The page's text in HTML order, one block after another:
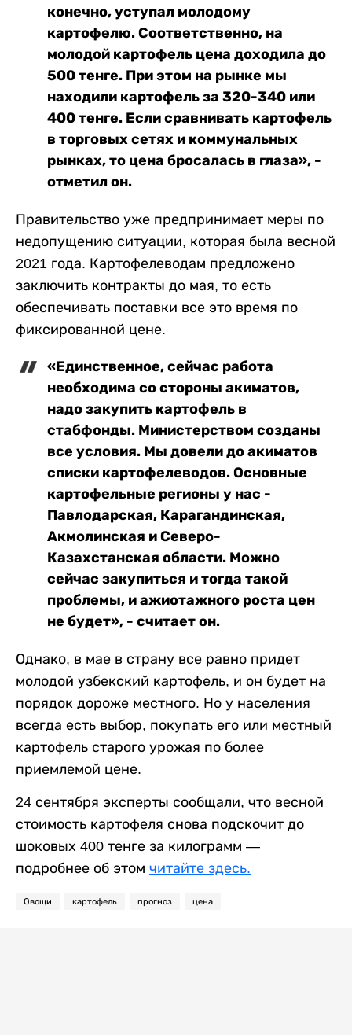
конечно, уступал молодому
картофелю. Соответственно, на
молодой картофель цена доходила до
500 тенге. При этом на рынке мы
находили картофель за 320-340 или
400 тенге. Если сравнивать картофель
в торговых сетях и коммунальных
рынках, то цена бросалась в глаза», -
отметил он.
Правительство уже предпринимает меры по
недопущению ситуации, которая была весной
2021 года. Картофелеводам предложено
заключить контракты до мая, то есть
обеспечивать поставки все это время по
фиксированной цене.
«Единственное, сейчас работа
необходима со стороны акиматов,
надо закупить картофель в
стабфонды. Министерством созданы
все условия. Мы довели до акиматов
списки картофелеводов. Основные
картофельные регионы у нас -
Павлодарская, Карагандинская,
Акмолинская и Северо-
Казахстанская области. Можно
сейчас закупиться и тогда такой
проблемы, и ажиотажного роста цен
не будет», - считает он.
Однако, в мае в страну все равно придет
молодой узбекский картофель, и он будет на
порядок дороже местного. Но у населения
всегда есть выбор, покупать его или местный
картофель старого урожая по более
приемлемой цене.
24 сентября эксперты сообщали, что весной
стоимость картофеля снова подскочит до
шоковых 400 тенге за килограмм —
подробнее об этом читайте здесь.
Овощи картофель прогноз цена